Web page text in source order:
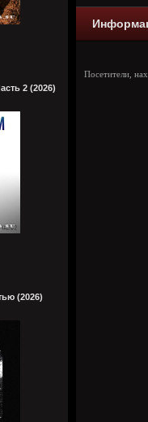
2 (2026)
(2026)
Посетители,